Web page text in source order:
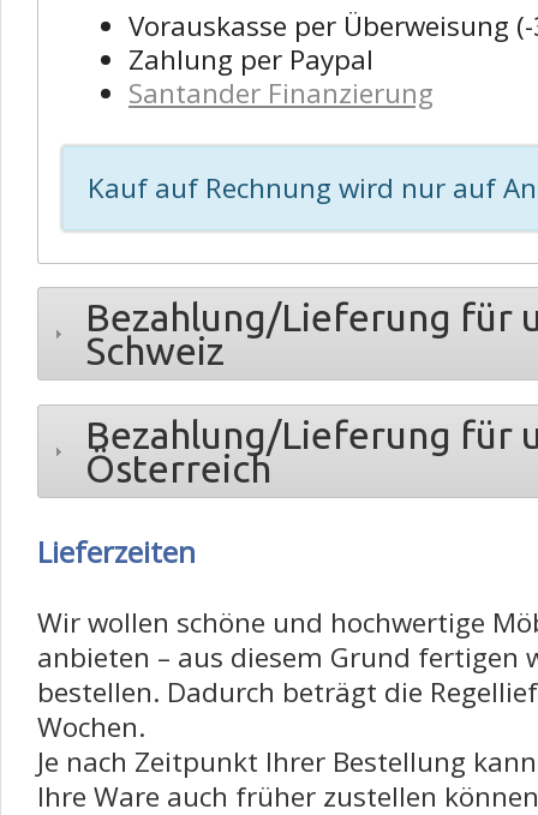
Vorauskasse per Überweisung
Zahlung per Paypal
Santander Finanzierung
Kauf auf Rechnung wird nur auf
Bezahlung/Lieferung für
Schweiz
Bezahlung/Lieferung für
Österreich
Lieferzeiten
Wir wollen schöne und hochwertige
anbieten – aus diesem Grund fertigen
bestellen. Dadurch beträgt die
Wochen.
Je nach Zeitpunkt Ihrer Bestellung
Ihre Ware auch früher zustellen